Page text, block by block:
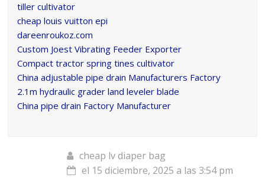
tiller cultivator
cheap louis vuitton epi
dareenroukoz.com
Custom Joest Vibrating Feeder Exporter
Compact tractor spring tines cultivator
China adjustable pipe drain Manufacturers Factory
2.1m hydraulic grader land leveler blade
China pipe drain Factory Manufacturer
cheap lv diaper bag
el 15 diciembre, 2025 a las 3:54 pm